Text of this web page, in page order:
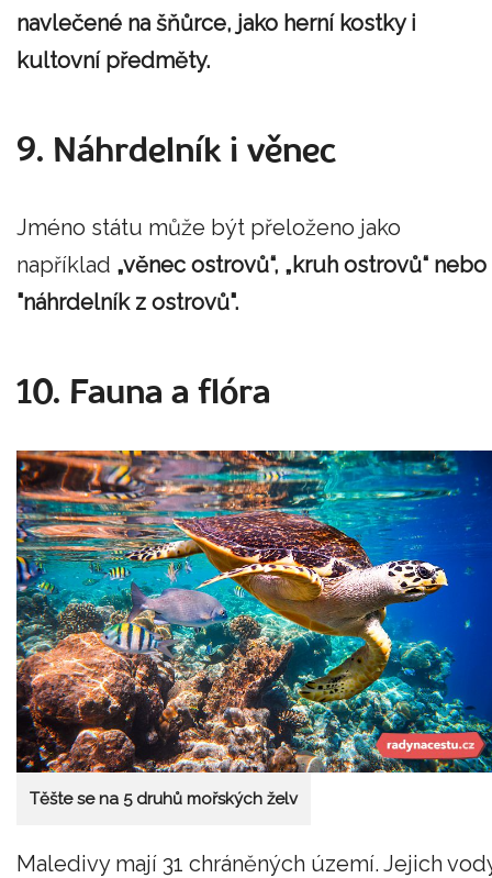
navlečené na šňůrce, jako herní kostky i
kultovní předměty.
9. Náhrdelník i věnec
Jméno státu může být přeloženo jako
například „věnec ostrovů“, „kruh ostrovů“ nebo
"náhrdelník z ostrovů".
10. Fauna a flóra
Těšte se na 5 druhů mořských želv
Maledivy mají 31 chráněných území. Jejich